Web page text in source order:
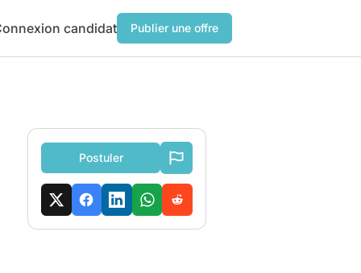
candidat Publier une offre
Postuler